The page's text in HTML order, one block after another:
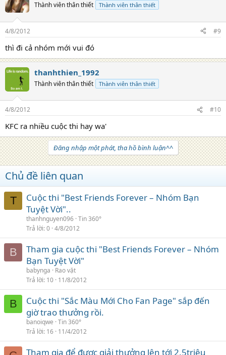
Thành viên thân thiết Thành viên thân thiết
4/8/2012 #9
thì đi cả nhóm mới vui đó
thanhthien_1992
Thành viên thân thiết Thành viên thân thiết
4/8/2012 #10
KFC ra nhiều cuộc thi hay wa'
Đăng nhập một phát, tha hồ bình luận^^
Chủ đề liên quan
T
Cuộc thi "Best Friends Forever – Nhóm Bạn
Tuyệt Vời"..
thanhnguyen096 Tin 360°
Trả lời 0 4/8/2012
B
Tham gia cuộc thi "Best Friends Forever – Nhóm
Bạn Tuyệt Vời"
babynga
Rao vặt
Trả lời 10 11/8/2012
B
Cuộc thi "Sắc Màu Mới Cho Fan Page" sắp đến
giờ trao thưởng rồi.
banoiqwe Tin 360°
Trả lời 16 11/4/2012
Tham gia để được giải thưởng lên tới 2.5triệu